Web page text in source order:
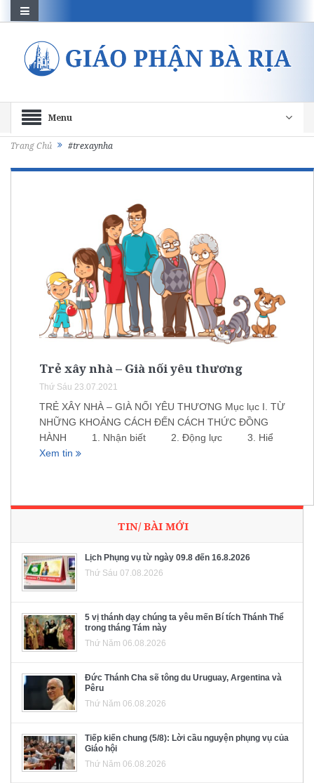
Menu
Trang Chủ #trexaynha
Trẻ xây nhà – Già nối yêu thương
Thứ Sáu 23.07.2021
TRẺ XÂY NHÀ – GIÀ NỐI YÊU THƯƠNG Mục lục I. TỪ
NHỮNG KHOẢNG CÁCH ĐẾN CÁCH THỨC ĐỒNG
HÀNH 1. Nhận biết 2. Động lực 3. Hiể
Xem tin
TIN/ BÀI MỚI
Lịch Phụng vụ từ ngày 09.8 đến 16.8.2026
Thứ Sáu 07.08.2026
5 vị thánh dạy chúng ta yêu mến Bí tích Thánh Thể
trong tháng Tám này
Thứ Năm 06.08.2026
Đức Thánh Cha sẽ tông du Uruguay, Argentina và
Pêru
Thứ Năm 06.08.2026
Tiếp kiến chung (5/8): Lời cầu nguyện phụng vụ của
Giáo hội
Thứ Năm 06.08.2026